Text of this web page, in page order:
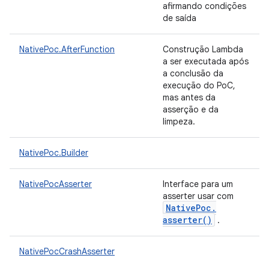
afirmando condições
de saída
NativePoc.AfterFunction
Construção Lambda
a ser executada após
a conclusão da
execução do PoC,
mas antes da
asserção e da
limpeza.
NativePoc.Builder
NativePocAsserter
Interface para um
asserter usar com
NativePoc .
asserter( ) .
NativePocCrashAsserter